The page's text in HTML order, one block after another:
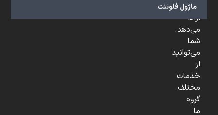
ماژول فلوئنت
...
ارائه
می‌دهد.
شما
می‌توانید
از
خدمات
مختلف
گروه
ما